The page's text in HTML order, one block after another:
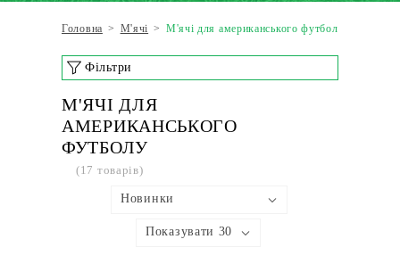
Головна > М'ячі > М'ячі для американського футболу
Фільтри
М'ЯЧІ ДЛЯ
АМЕРИКАНСЬКОГО
ФУТБОЛУ
(17 товарів)
Новинки
Показувати 30